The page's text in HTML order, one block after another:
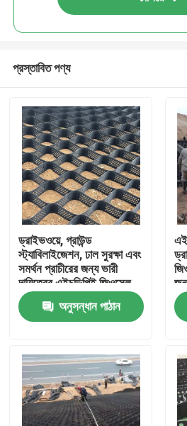
পণ্য
ভিডিও
প্রস্তাবিত পণ্য
ড্রাইভওয়ে, গ্রাউন্ড
স্ট্যাবিলাইজেশন, ঢাল সুরক্ষা এবং
সমর্থন প্রাচীরের জন্য ভারী
দায়িত্বের এইচডিপিই জিওসেল
গ্রাউল গ্রিড সিস্টেম
অনুসন্ধান পাঠান